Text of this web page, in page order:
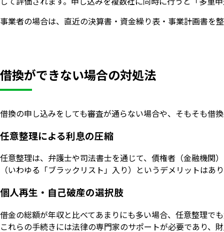
事業者の場合は、直近の決算書・資金繰り表・事業計画書を
借換ができない場合の対処法
借換の申し込みをしても審査が通らない場合や、そもそも借
任意整理による利息の圧縮
任意整理は、弁護士や司法書士を通じて、債権者（金融機関
（いわゆる「ブラックリスト」入り）というデメリットは
個人再生・自己破産の選択肢
借金の総額が年収と比べてあまりにも多い場合、任意整理で
これらの手続きには法律の専門家のサポートが必要であり、